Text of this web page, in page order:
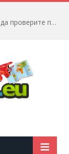
Предстои пътуване до Доломитите: Как да проверите полетната информация?